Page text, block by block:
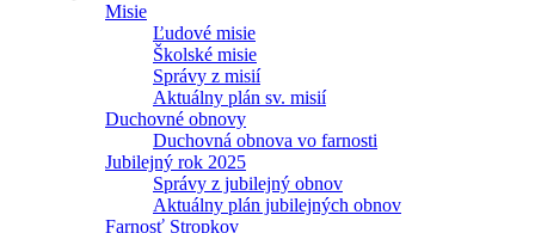
Misie
Ľudové misie
Školské misie
Správy z misií
Aktuálny plán sv. misií
Duchovné obnovy
Duchovná obnova vo farnosti
Jubilejný rok 2025
Správy z jubilejný obnov
Aktuálny plán jubilejných obnov
Farnosť Stropkov